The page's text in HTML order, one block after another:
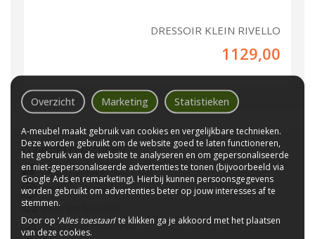
DRESSOIR KLEIN RIVELLO
1129,00
WaaromA-meubel?
Laagste prijs van NL
Gratis parkeerplaats
Bezorgen bij u thuis
Wij bestaan sinds 1992!
Overzicht Marketing Statistieken
A-meubel maakt gebruik van cookies en vergelijkbare technieken.
Deze worden gebruikt om de website goed te laten functioneren,
het gebruik van de website te analyseren en om gepersonaliseerde
en niet-gepersonaliseerde advertenties te tonen (bijvoorbeeld via
Google Ads en remarketing). Hierbij kunnen persoonsgegevens
worden gebruikt om advertenties beter op jouw interesses af te
stemmen.
Door op ‘Alles toestaan’ te klikken ga je akkoord met het plaatsen
van deze cookies.